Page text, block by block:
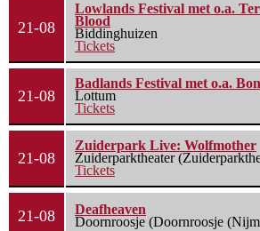
21-08
Lowlands Festival met o.a.
Blood
Biddinghuizen
Tickets
21-08
Badlands Festival met o.a.
Lottum
Tickets
21-08
Zuiderpark Live: Wolfmother
Zuiderparktheater
Tickets
21-08
Deafheaven
Doornroosje (Doornroosje